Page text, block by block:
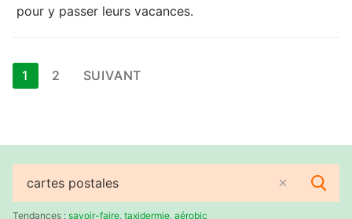
pour y passer leurs vacances.
Pagination
des
1 2 SUIVANT
Rechercher
:Tendances : savoir-faire taxidermie aérobic